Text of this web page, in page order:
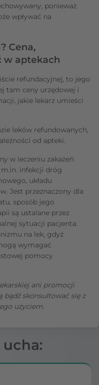
ponieważ
wpływać na
Cena,
w aptekach
refundacyjnej, to jego
tam ceny urzędowej i
jakie lekarz umieści
leków refundowanych,
od apteki.
w leczeniu zakażeń
infekcji dróg
układu
Jest przeznaczony dla
sposób jego
są ustalane przez
sytuacji pacjenta.
na lek, gdyż
wymagać
pomocy
ani promocji
bądź skonsultować się z
użyciem.